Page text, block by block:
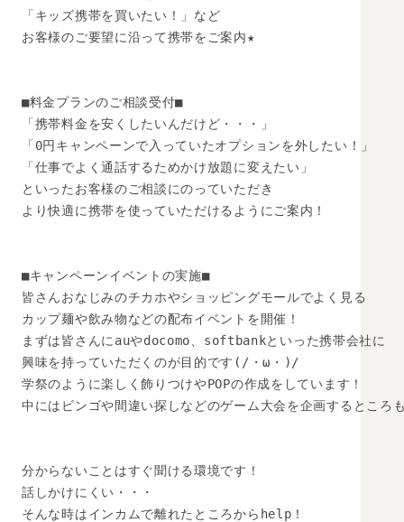
「キッズ携帯を買いたい！」など
お客様のご要望に沿って携帯をご案内★
■料金プランのご相談受付■
「携帯料金を安くしたいんだけど・・・」
「0円キャンペーンで入っていたオプションを外したい！」
「仕事でよく通話するためかけ放題に変えたい」
といったお客様のご相談にのっていただき
より快適に携帯を使っていただけるようにご案内！
■キャンペーンイベントの実施■
皆さんおなじみのチカホやショッピングモールでよく見る
カップ麺や飲み物などの配布イベントを開催！
まずは皆さんにauやdocomo、softbankといった携帯会社に
興味を持っていただくのが目的です(/・ω・)/
学祭のように楽しく飾りつけやPOPの作成をしています！
中にはビンゴや間違い探しなどのゲーム大会を企画するとこ
分からないことはすぐ聞ける環境です！
話しかけにくい・・・
そんな時はインカムで離れたところからhelp！